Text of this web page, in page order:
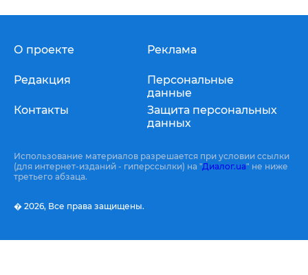
О проекте
Редакция
Контакты
Реклама
Персональные
данные
Защита персональных
данных
Использование материалов разрешается при условии ссылки
(для интернет-изданий - гиперссылки) на "Диалог.ua" не ниже
третьего абзаца.
� 2026, Все права защищены.